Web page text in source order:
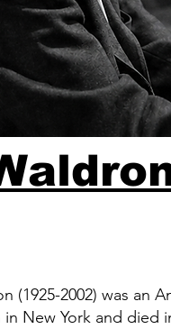
(1925-2002) was an
New York and died